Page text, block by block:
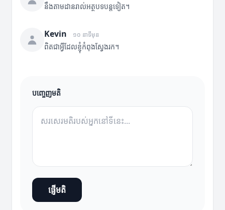
នឹងតាមដានរាល់អត្ថបទបន្តទៀត។
Kevin ១០ នាទីមុន
ពិតជាអ្វីដែលខ្ញុំកំពុងស្វែងរក។
បញ្ចេញមតិ
ផ្ញើមតិ